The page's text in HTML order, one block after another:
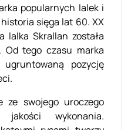
popularnych lalek i
sięga lat 60. XX
lalka Skrallan została
Od tego czasu marka
pozycję
ze swojego uroczego
wykonania.